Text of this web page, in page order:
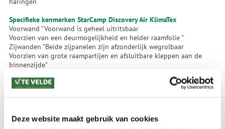
Deze website maakt gebruik van cookies
Specifieke kenmerken StarCamp Discovery Air KlimaTex
Voorwand "Voorwand is geheel uitritsbaar
Voorzien van een deurmogelijkheid en helder raamfolie "
Zijwanden "Beide zijpanelen zijn afzonderlijk wegrolbaar
Voorzien van grote raampartijen en afsluitbare kleppen aan de
binnenzijde"
Tunnel Voor verbinding aan uw kampeerauto, tevens afritsbaar van
de deeltent
op te zetten